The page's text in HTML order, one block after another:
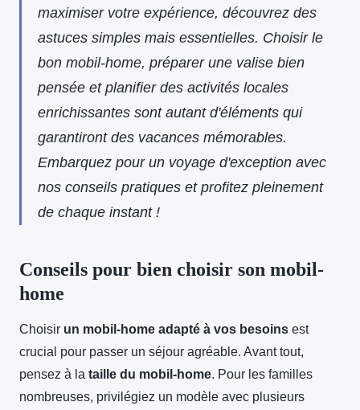
maximiser votre expérience, découvrez des
astuces simples mais essentielles. Choisir le
bon mobil-home, préparer une valise bien
pensée et planifier des activités locales
enrichissantes sont autant d'éléments qui
garantiront des vacances mémorables.
Embarquez pour un voyage d'exception avec
nos conseils pratiques et profitez pleinement
de chaque instant !
Conseils pour bien choisir son mobil-
home
Choisir un mobil-home adapté à vos besoins est
crucial pour passer un séjour agréable. Avant tout,
pensez à la taille du mobil-home. Pour les familles
nombreuses, privilégiez un modèle avec plusieurs